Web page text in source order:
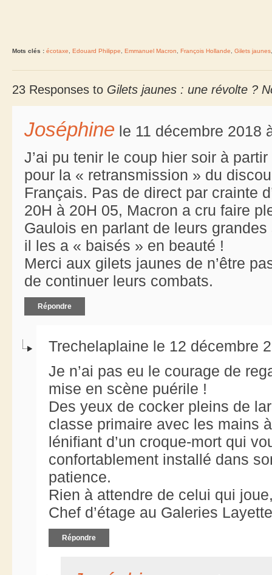
Mots clés : écotaxe Edouard Philippe Emmanuel Macron François Hollande Gilets jaunes
23 Responses to Gilets jaunes : une révolte ?
Joséphine le 11 décembre 2018
J’ai pu tenir le coup hier soir à
pour la « retransmission » du
Français. Pas de direct par crainte
20H à 20H 05, Macron a cru faire
Gaulois en parlant de leurs
il les a « baisés » en beauté !
Merci aux gilets jaunes de n’être
de continuer leurs combats.
Répondre
Trechelaplaine le 12 décembre
Je n’ai pas eu le courage de
mise en scène puérile !
Des yeux de cocker pleins de
classe primaire avec les mains
lénifiant d’un croque-mort qui
confortablement installé dans
patience.
Rien à attendre de celui qui
Chef d’étage au Galeries
Répondre